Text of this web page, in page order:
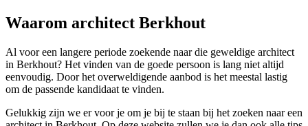
Waarom architect Berkhout
Al voor een langere periode zoekende naar die geweldige architect
in Berkhout? Het vinden van de goede persoon is lang niet altijd
eenvoudig. Door het overweldigende aanbod is het meestal lastig
om de passende kandidaat te vinden.
Gelukkig zijn we er voor je om je bij te staan bij het zoeken naar een